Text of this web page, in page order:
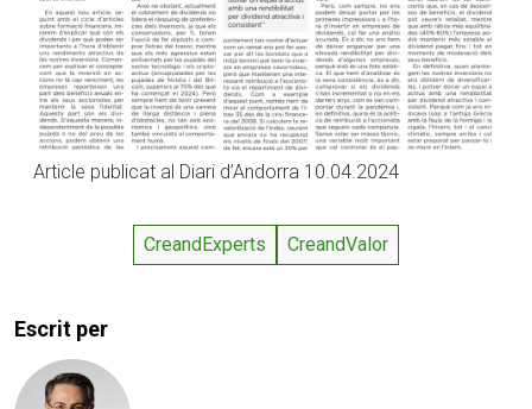
Article publicat al Diari d’Andorra 10.04.2024
CreandExperts CreandValor
Escrit per